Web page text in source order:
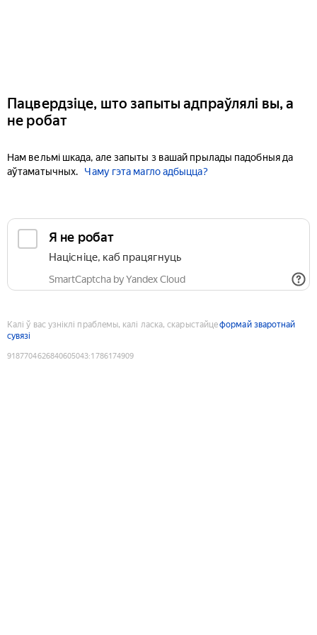
Пацвердзіце, што запыты адпраўлялі вы, а
не робат
Нам вельмі шкада, але запыты з вашай прылады падобныя да
аўтаматычных.
Чаму гэта магло адбыцца?
Я не робат
Націсніце, каб працягнуць
SmartCaptcha by Yandex Cloud
Калі ў вас узніклі праблемы, калі ласка, скарыстайцеформай зваротнай
сувязі
9187704626840605043:1786174909